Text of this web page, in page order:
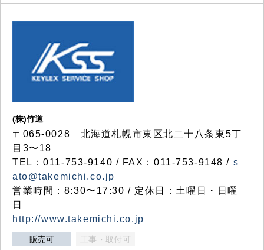
(株)竹道
〒065-0028 北海道札幌市東区北二十八条東5丁
目3〜18
TEL：011-753-9140 / FAX：011-753-9148 / s
ato@takemichi.co.jp
営業時間：8:30〜17:30 / 定休日：土曜日・日曜
日
http://www.takemichi.co.jp
販売可 工事・取付可